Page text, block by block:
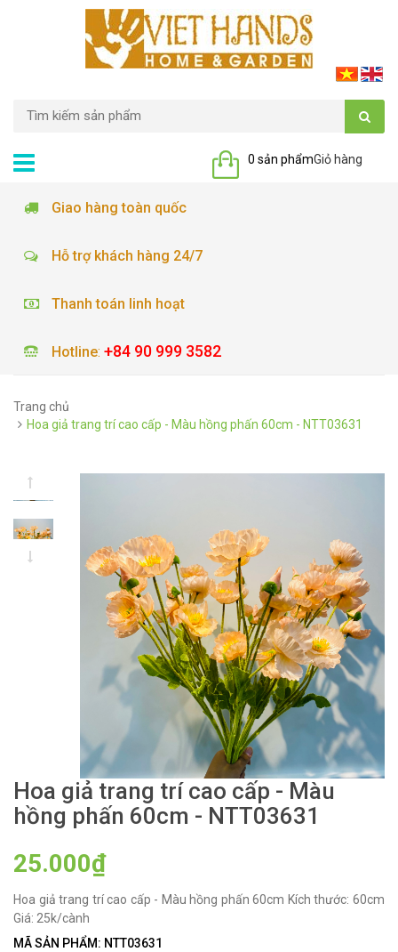
Giỏ hàng
0 sản phẩm
Giao hàng toàn quốc
Hỗ trợ khách hàng 24/7
Thanh toán linh hoạt
Hotline: +84 90 999 3582
Trang chủ
Hoa giả trang trí cao cấp - Màu hồng phấn 60cm - NTT03631
Hoa giả trang trí cao cấp - Màu
hồng phấn 60cm - NTT03631
25.000₫
Hoa giả trang trí cao cấp - Màu hồng phấn 60cm Kích thước: 60cm
Giá: 25k/cành
MÃ SẢN PHẨM: NTT03631